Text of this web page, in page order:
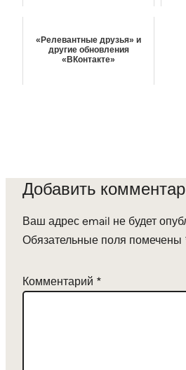
«Релевантные друзья» и
другие обновления
«ВКонтакте»
Добавить
Ваш адрес email не будет
Обязательные поля помечены
Комментарий *